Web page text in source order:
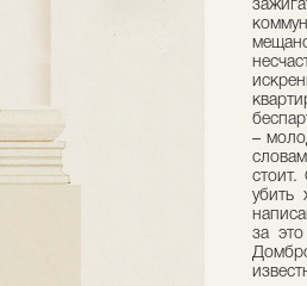
–
стоит.
убить
за